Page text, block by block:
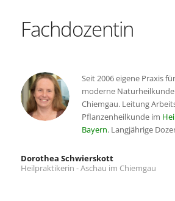
Fachdozentin
Seit 2006 eigene Praxis
moderne Naturheilkunde
Chiemgau. Leitung
Pflanzenheilkunde im
Bayern. Langjährige
Dorothea Schwierskott
Heilpraktikerin - Aschau im Chiemgau